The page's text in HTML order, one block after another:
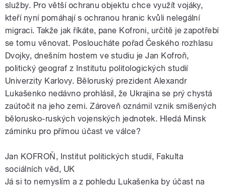
služby. Pro větší ochranu objektu chce využít vojáky,
kteří nyní pomáhají s ochranou hranic kvůli nelegální
migraci. Takže jak říkáte, pane Kofroni, určitě je zapotřebí
se tomu věnovat. Posloucháte pořad Českého rozhlasu
Dvojky, dnešním hostem ve studiu je Jan Kofroň,
politický geograf z Institutu politologických studií
Univerzity Karlovy. Běloruský prezident Alexandr
Lukašenko nedávno prohlásil, že Ukrajina se prý chystá
zaútočit na jeho zemi. Zároveň oznámil vznik smíšených
bělorusko-ruských vojenských jednotek. Hledá Minsk
záminku pro přímou účast ve válce?
Jan KOFROŇ, Institut politických studií, Fakulta
sociálních věd, UK
Já si to nemyslím a z pohledu Lukašenka by účast na